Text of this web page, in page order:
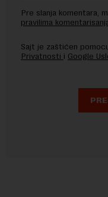
Pre slanja komentara,
pravilima
Sajt je zaštićen
Privatnosti i Google